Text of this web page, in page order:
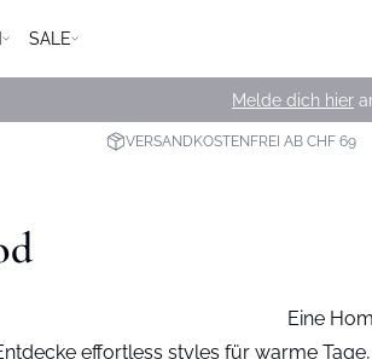
SALE
Melde dich hier
VERSANDKOSTENFREI AB CHF 69
Eine
effortless styles für warme